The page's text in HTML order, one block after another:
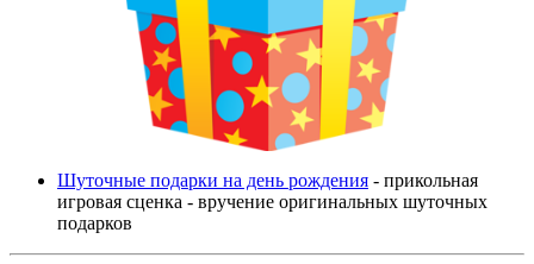
Шуточные подарки на день рождения - прикольная
игровая сценка - вручение оригинальных шуточных
подарков